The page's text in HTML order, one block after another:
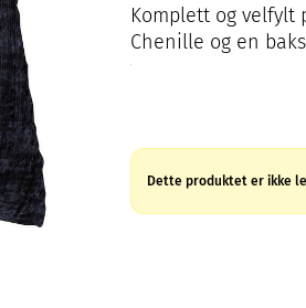
Komplett og velfylt
Chenille og en
Dette produktet er ikke